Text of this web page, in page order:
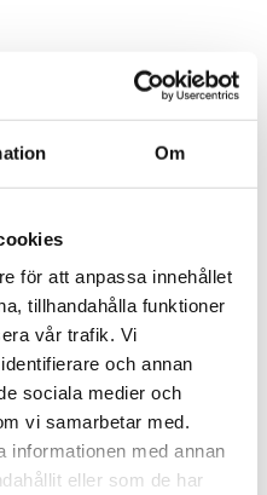
Om
för att anpassa innehållet
tillhandahålla funktioner
vår trafik. Vi
och annan
sociala medier och
vi samarbetar med.
informationen med annan
eller som de har